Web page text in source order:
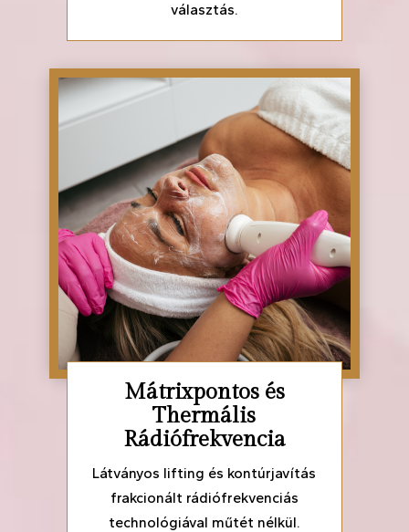
választás.
Mátrixpontos és
Thermális
Rádiófrekvencia
Látványos lifting és kontúrjavítás
frakcionált rádiófrekvenciás
technológiával műtét nélkül.